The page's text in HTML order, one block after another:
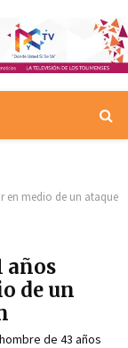
en medio de un ataque
años
de un
de 43 años